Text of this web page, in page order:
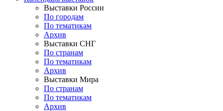
Выставки России
По городам
По тематикам
Архив
Выставки СНГ
По странам
По тематикам
Архив
Выставки Мира
По странам
По тематикам
Архив